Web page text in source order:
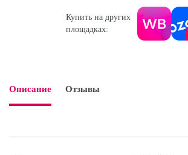
Купить на других
площадках:
Описание Отзывы